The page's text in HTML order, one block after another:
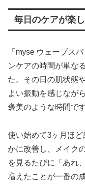
毎日のケアが楽
「myse ウェーブス
ンケアの時間が単な
た。その日の肌状態
よい振動を感じなが
褒美のような時間です
使い始めて3ヶ月ほ
かに改善し、メイク
を見るたびに「あれ
増えたことが一番の